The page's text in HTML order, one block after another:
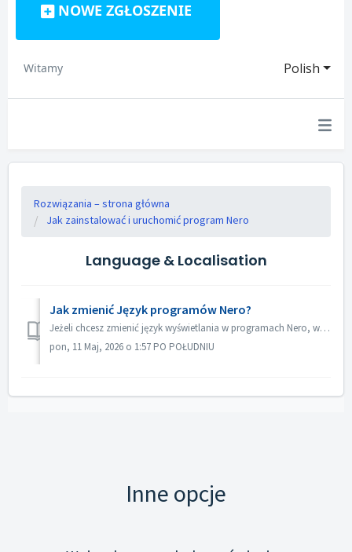
NOWE ZGŁOSZENIE
Polish
Witamy
Rozwiązania – strona główna
Jak zainstalować i uruchomić program Nero
Language & Localisation
Jak zmienić Język programów Nero?
Jeżeli chcesz zmienić język wyświetlania w programach Nero, wykonaj poniższe kroki, odwołując się do zrzutu ekranu. 1.Uruchom Nero Start 2.Kliknij prawą ...
pon, 11 Maj, 2026 o 1:57 PO POŁUDNIU
Inne opcje